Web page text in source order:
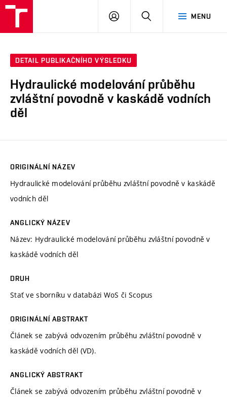
MENU
PŘIHLÁSIT
DETAIL PUBLIKAČNÍHO VÝSLEDKU
Hydraulické modelování průběhu
zvláštní povodně v kaskádě vodních
děl
ORIGINÁLNÍ NÁZEV
Hydraulické modelování průběhu zvláštní povodně v kaskádě
vodních děl
ANGLICKÝ NÁZEV
Název: Hydraulické modelování průběhu zvláštní povodně v
kaskádě vodních děl
DRUH
Stať ve sborníku v databázi WoS či Scopus
ORIGINÁLNÍ ABSTRAKT
Článek se zabývá odvozením průběhu zvláštní povodně v
kaskádě vodních děl (VD).
ANGLICKÝ ABSTRAKT
Článek se zabývá odvozením průběhu zvláštní povodně v